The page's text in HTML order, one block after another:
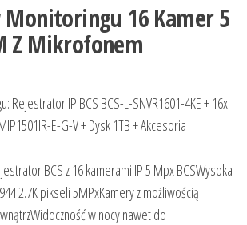
Monitoringu 16 Kamer 5
Z Mikrofonem
Rejestrator IP BCS BCS-L-SNVR1601-4KE + 16x
E-G-V + Dysk 1TB + Akcesoria
BCS z 16 kamerami IP 5 Mpx BCSWysoka
2.7K pikseli 5MPxKamery z możliwością
w nocy nawet do